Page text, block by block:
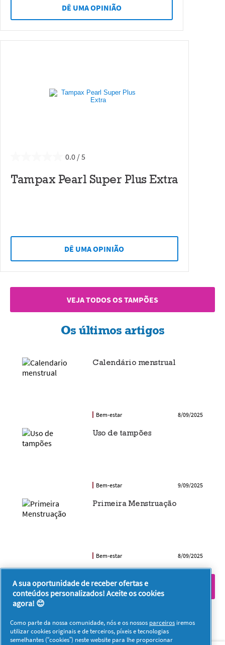
DÊ UMA OPINIÃO
0.0
Tampax Pearl Super Plus Extra
DÊ UMA OPINIÃO
VEJA TODOS OS TAMPÕES
Os últimos artigos
Calendário menstrual
Bem-estar 8/09/2025
Uso de tampões
Bem-estar 9/09/2025
Primeira Menstruação
Bem-estar 8/09/2025
VEJA MAIS ARTIGOS
A sua oportunidade de receber ofertas e
conteúdos personalizados! Aceite os cookies
agora! 😊
Como parte da nossa comunidade, nós e os nossos parceiros iremos
utilizar cookies originais e de terceiros, píxeis e tecnologias
semelhantes (“cookies”) neste website para lhe proporcionar